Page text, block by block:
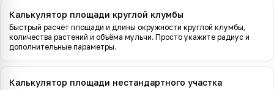
Калькулятор площади круглой клумбы
Быстрый расчёт площади и длины окружности круглой клумбы,
количества растений и объёма мульчи. Просто укажите радиус и
дополнительные параметры.
Калькулятор площади нестандартного участка